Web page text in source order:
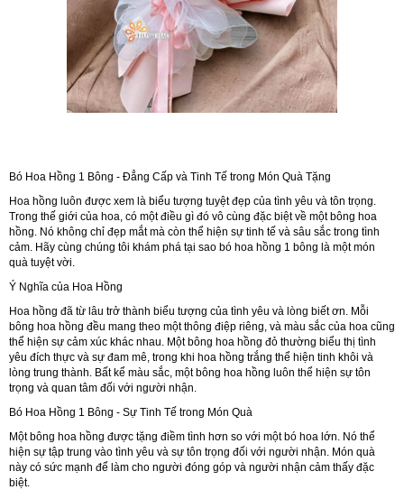
Bó Hoa Hồng 1 Bông - Đẳng Cấp và Tinh Tế trong Món Quà Tặng
Hoa hồng luôn được xem là biểu tượng tuyệt đẹp của tình yêu và tôn trọng.
Trong thế giới của hoa, có một điều gì đó vô cùng đặc biệt về một bông hoa
hồng. Nó không chỉ đẹp mắt mà còn thể hiện sự tinh tế và sâu sắc trong tình
cảm. Hãy cùng chúng tôi khám phá tại sao bó hoa hồng 1 bông là một món
quà tuyệt vời.
Ý Nghĩa của Hoa Hồng
Hoa hồng đã từ lâu trở thành biểu tượng của tình yêu và lòng biết ơn. Mỗi
bông hoa hồng đều mang theo một thông điệp riêng, và màu sắc của hoa cũng
thể hiện sự cảm xúc khác nhau. Một bông hoa hồng đỏ thường biểu thị tình
yêu đích thực và sự đam mê, trong khi hoa hồng trắng thể hiện tinh khôi và
lòng trung thành. Bất kể màu sắc, một bông hoa hồng luôn thể hiện sự tôn
trọng và quan tâm đối với người nhận.
Bó Hoa Hồng 1 Bông - Sự Tinh Tế trong Món Quà
Một bông hoa hồng được tặng điềm tình hơn so với một bó hoa lớn. Nó thể
hiện sự tập trung vào tình yêu và sự tôn trọng đối với người nhận. Món quà
này có sức mạnh để làm cho người đóng góp và người nhận cảm thấy đặc
biệt.